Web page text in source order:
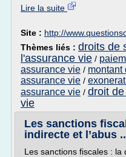
Lire la suite
Site : http://
Thèmes liés : droits de
l'assurance vie /
assurance vie / montant
assurance vie /
assurance vie / droit
vie
Les sanctions
indirecte et l’abus
Les sanctions fiscales :